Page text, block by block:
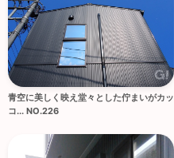
青空に美しく映え堂々とした佇まいがカッ
コ... NO.226